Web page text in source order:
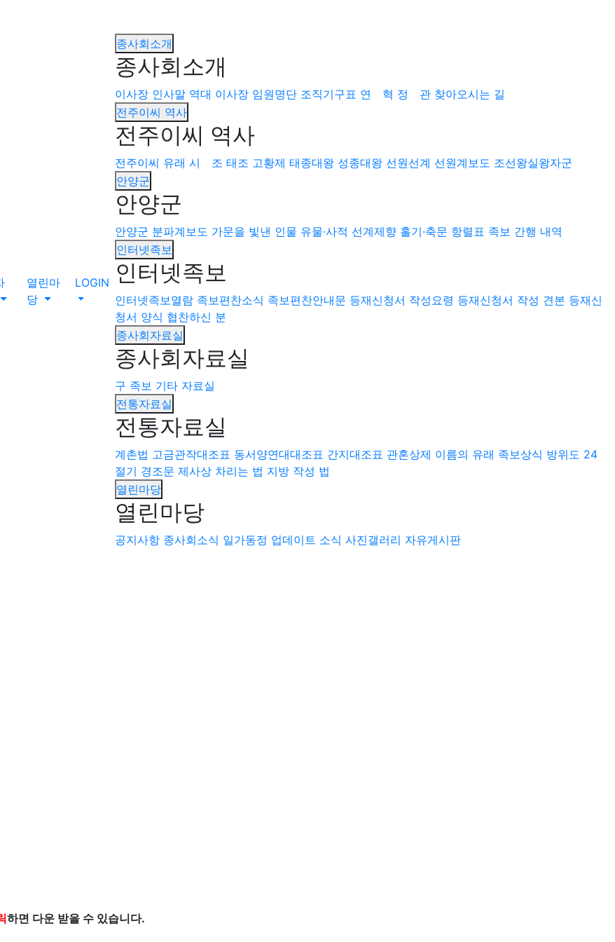
열린마
당
LOGIN
종사회소개
종사회소개
이사장 인사말 역대 이사장 임원명단 조직기구표 연 혁 정 관 찾아오시는 길
전주이씨 역사
전주이씨 역사
전주이씨 유래 시 조 태조 고황제 태종대왕 성종대왕 선원선계 선원계보도 조선왕실왕자군
안양군
안양군
안양군 분파계보도 가문을 빛낸 인물 유물·사적 선계제향 홀기·축문 항렬표 족보 간행 내역
인터넷족보
인터넷족보
인터넷족보열람 족보편찬소식 족보편찬안내문 등재신청서 작성요령 등재신청서 작성 견본 등재신
청서 양식 협찬하신 분
종사회자료실
종사회자료실
구 족보 기타 자료실
전통자료실
전통자료실
계촌법 고금관작대조표 동서양연대대조표 간지대조표 관혼상제 이름의 유래 족보상식 방위도 24
절기 경조문 제사상 차리는 법 지방 작성 법
열린마당
열린마당
공지사항 종사회소식 일가동정 업데이트 소식 사진갤러리 자유게시판
하면 다운 받을 수 있습니다.